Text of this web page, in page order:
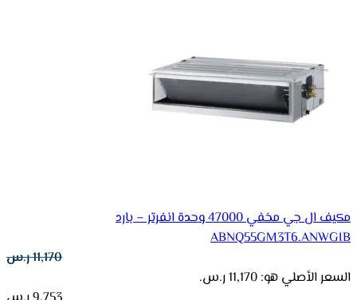
مكيف ال جي مخفي 47000 وحدة انفرتر – بارد
ABNQ55GM3T6.ANWGIB
11,170ر.س
السعر الأصلي هو: 11,170 ر.س.